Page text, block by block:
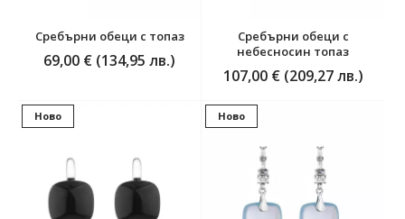
Сребърни обеци с топаз
69,00 € (134,95 лв.)
Сребърни обеци с
небесносин топаз
107,00 € (209,27 лв.)
Ново Ново